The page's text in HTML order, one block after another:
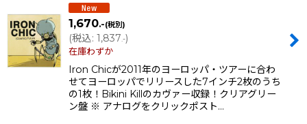
1,670.-(税別)
(税込: 1,837.-)
在庫わずか
Iron Chicが2011年のヨーロッパ・ツアーに合わ
せてヨーロッパでリリースした7インチ2枚のうち
の1枚！Bikini Killのカヴァー収録！クリアグリー
ン盤 ※ アナログをクリックポスト…